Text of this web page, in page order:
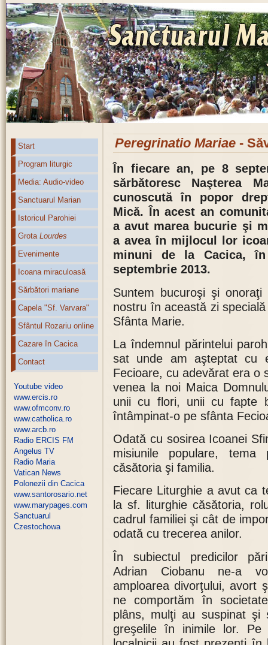
Start
Program liturgic
Media: Audio-video
Sanctuarul Marian
Istoricul Parohiei
Grota Lourdes
Evenimente
Icoana miraculoasă
Sărbători mariane
Capela "Sf. Varvara"
Sfântul Rozariu online
Cazare în Cacica
Contact
Youtube video
www.ercis.ro
www.ofmconv.ro
www.catholica.ro
www.arcb.ro
Radio ERCIS FM
Angelus TV
Radio Maria
Vatican News
Polonezii din Cacica
www.santorosario.net
www.marypages.com
Sanctuarul
Czestochowa
Peregrinatio Mariae -
În fiecare an, pe 8
sărbătoresc Naşterea
cunoscută în popor
Mică. În acest an
a avut marea bucurie şi
a avea în mijlocul lor
minuni de la Cacica, în
septembrie 2013.
Suntem bucuroşi şi
nostru în această zi
Sfânta Marie.
La îndemnul părintelui
sat unde am aşteptat cu
Fecioare, cu adevărat era o
venea la noi Maica
unii cu flori, unii cu fapte
întâmpinat-o pe sfânta
Odată cu sosirea Icoanei
misiunile populare,
căsătoria şi familia.
Fiecare Liturghie a avut ca
la sf. liturghie căsătoria,
cadrul familiei şi cât de
odată cu trecerea anilor.
În subiectul predicilor
Adrian Ciobanu ne-a
amploarea divorţului, avort
ne comportăm în
plâns, mulţi au suspinat şi
greşelile în inimile lor. Pe